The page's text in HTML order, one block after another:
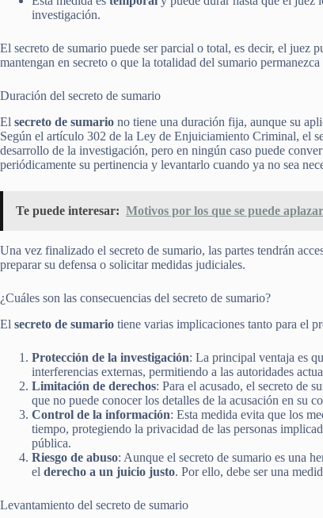
investigación.
El secreto de sumario puede ser parcial o total, es decir, el juez
mantengan en secreto o que la totalidad del sumario
Duración del secreto de sumario
El secreto de sumario no tiene una duración fija, aunque su
Según el artículo 302 de la Ley de Enjuiciamiento Criminal, el
desarrollo de la investigación, pero en ningún caso puede
periódicamente su pertinencia y levantarlo cuando ya no sea
Te puede interesar: Motivos por los que se puede
Una vez finalizado el secreto de sumario, las partes tendrán
preparar su defensa o solicitar medidas judiciales.
¿Cuáles son las consecuencias del secreto de sumario?
El secreto de sumario tiene varias implicaciones tanto para el
Protección de la investigación: La principal ventaja es
interferencias externas, permitiendo a las autoridades
Limitación de derechos: Para el acusado, el secreto de
que no puede conocer los detalles de la acusación en su
Control de la información: Esta medida evita que los
tiempo, protegiendo la privacidad de las personas
pública.
Riesgo de abuso: Aunque el secreto de sumario es una
el derecho a un juicio justo. Por ello, debe ser una
Levantamiento del secreto de sumario